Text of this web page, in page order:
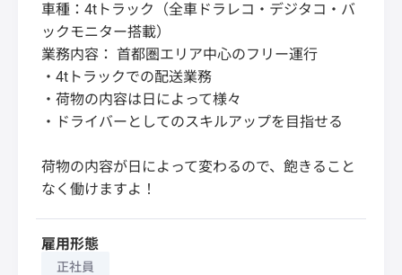
車種：4tトラック（全車ドラレコ・デジタコ・バ
ックモニター搭載）
業務内容： 首都圏エリア中心のフリー運行
・4tトラックでの配送業務
・荷物の内容は日によって様々
・ドライバーとしてのスキルアップを目指せる
荷物の内容が日によって変わるので、飽きること
なく働けますよ！
雇用形態
正社員